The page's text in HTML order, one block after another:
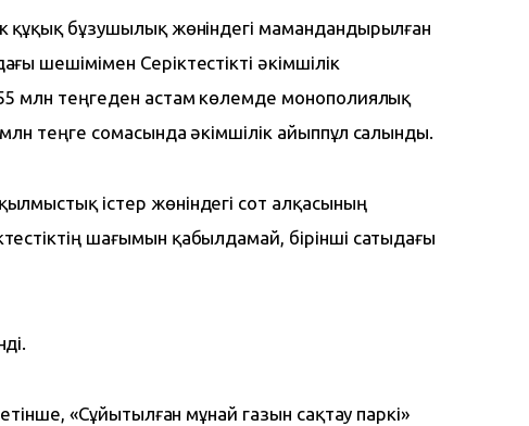
құқық бұзушылық жөніндегі мамандандырылған
шешімімен Серіктестікті әкімшілік
млн теңгеден астам көлемде монополиялық
теңге сомасында әкімшілік айыппұл салынды.
істер жөніндегі сот алқасының
шағымын қабылдамай, бірінші сатыдағы
«Сұйытылған мұнай газын сақтау паркі»